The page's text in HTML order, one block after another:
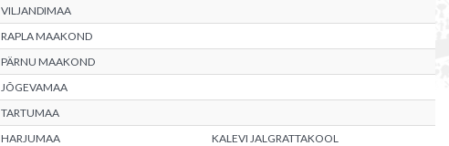
VILJANDIMAA
RAPLA MAAKOND
PÄRNU MAAKOND
JÕGEVAMAA
TARTUMAA
HARJUMAA
KALEVI JALGRATTAKOOL